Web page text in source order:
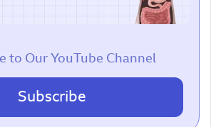
to Our YouTube Channel
Subscribe